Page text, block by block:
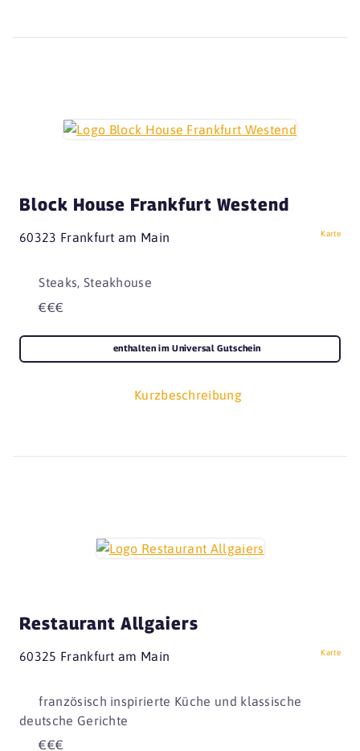
Block House Frankfurt Westend
60323 Frankfurt am Main Karte
Steaks, Steakhouse
€€€
Kurzbeschreibung
enthalten im Universal Gutschein
Restaurant Allgaiers
60325 Frankfurt am Main Karte
französisch inspirierte Küche und klassische
deutsche Gerichte
€€€